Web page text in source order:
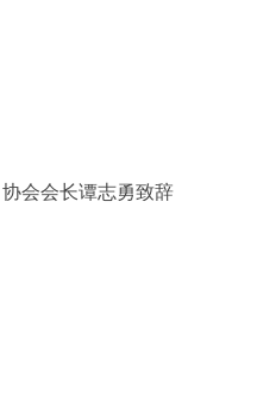
会会长谭志勇致辞